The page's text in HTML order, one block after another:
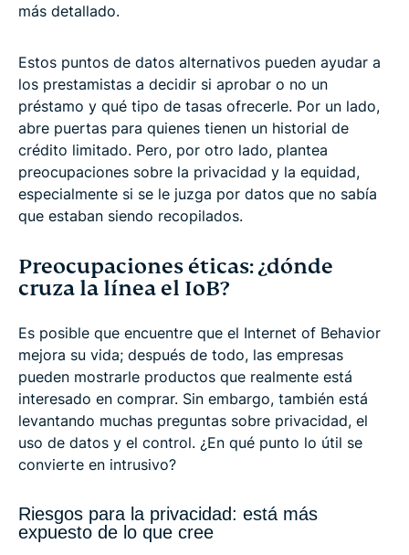
más detallado.
Estos puntos de datos alternativos pueden ayudar a
los prestamistas a decidir si aprobar o no un
préstamo y qué tipo de tasas ofrecerle. Por un lado,
abre puertas para quienes tienen un historial de
crédito limitado. Pero, por otro lado, plantea
preocupaciones sobre la privacidad y la equidad,
especialmente si se le juzga por datos que no sabía
que estaban siendo recopilados.
Preocupaciones éticas: ¿dónde
cruza la línea el IoB?
Es posible que encuentre que el Internet of Behavior
mejora su vida; después de todo, las empresas
pueden mostrarle productos que realmente está
interesado en comprar. Sin embargo, también está
levantando muchas preguntas sobre privacidad, el
uso de datos y el control. ¿En qué punto lo útil se
convierte en intrusivo?
Riesgos para la privacidad: está más
expuesto de lo que cree